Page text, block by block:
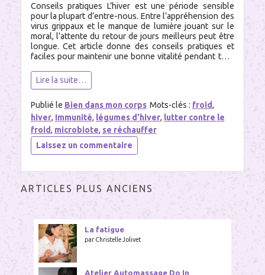
Conseils pratiques L’hiver est une période sensible
pour la plupart d’entre-nous. Entre l’appréhension des
virus grippaux et le manque de lumière jouant sur le
moral, l’attente du retour de jours meilleurs peut être
longue. Cet article donne des conseils pratiques et
faciles pour maintenir une bonne vitalité pendant tout
Lire la suite…
Publié le Bien dans mon corps Mots-clés : froid,
hiver, Immunité, légumes d'hiver, lutter contre le
froid, microbiote, se réchauffer
Laissez un commentairesur
L’art
et
manière
bien
l’hiver
Navigation
articles
ARTICLES PLUS ANCIENS
La fatigue
par Christelle Jolivet
Atelier Automassage Do In